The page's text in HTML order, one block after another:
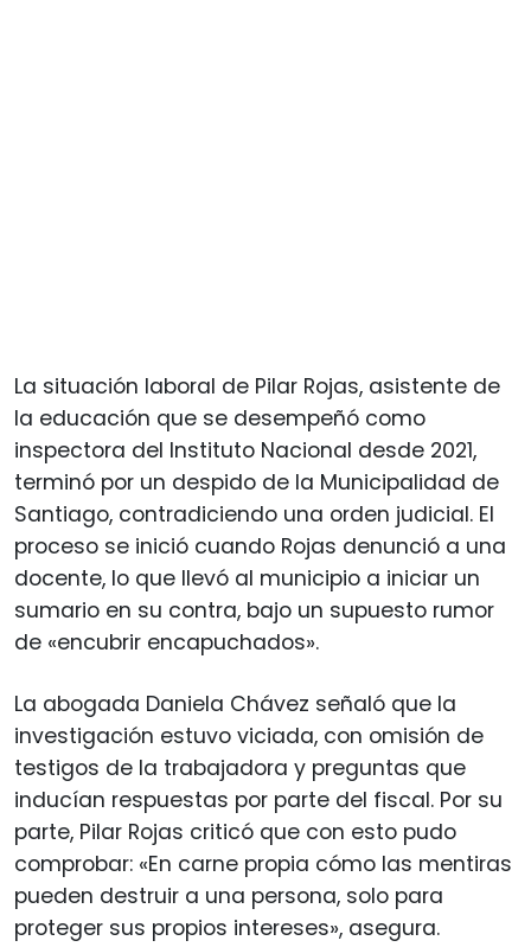
La situación laboral de Pilar Rojas, asistente de
la educación que se desempeñó como
inspectora del Instituto Nacional desde 2021,
terminó por un despido de la Municipalidad de
Santiago, contradiciendo una orden judicial. El
proceso se inició cuando Rojas denunció a una
docente, lo que llevó al municipio a iniciar un
sumario en su contra, bajo un supuesto rumor
de «encubrir encapuchados».
La abogada Daniela Chávez señaló que la
investigación estuvo viciada, con omisión de
testigos de la trabajadora y preguntas que
inducían respuestas por parte del fiscal. Por su
parte, Pilar Rojas criticó que con esto pudo
comprobar: «En carne propia cómo las mentiras
pueden destruir a una persona, solo para
proteger sus propios intereses», asegura.